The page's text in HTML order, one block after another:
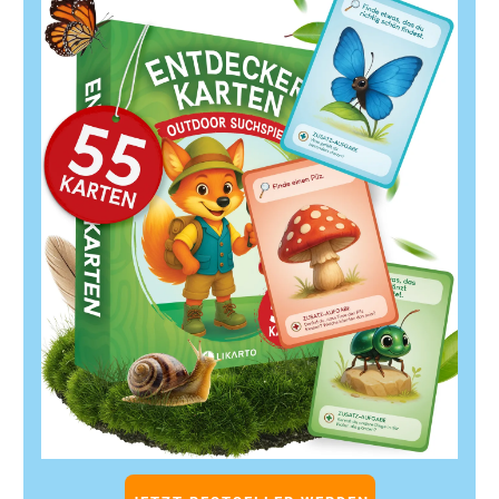
Store testen und einreichen
: Prüfe alles gründlich
und reiche den Store zur Freigabe ein.
Store live schalten und bewerben
: Nutze PPC,
Social Media und andere Kanäle, um Traffic zu
generieren.
Performance überwachen und optimieren: Nutze
Amazon Analytics und Kundenfeedback, um deinen
Store kontinuierlich zu verbessern.
Amazon Brand Store Vorlagen: Layouts für
deinen Shop: Fazit – Dein Schlüssel zu mehr
Markenbekanntheit und Umsatz
Ein professionell gestalteterAmazon Brand Storeist
weit mehr als nur eine Produktübersicht. Er ist deine
digitale Markenwelt, die Kunden emotional anspricht,
Vertrauen schafft und Kaufentscheidungen positiv
beeinflusst. Mit den richtigenAmazon Brand Store
Vorlagenund einem durchdachten Layout kannst du
deine Produkte optimal präsentieren, Cross-Selling und
Upselling fördern und deinen Umsatz nachhaltig steigern.